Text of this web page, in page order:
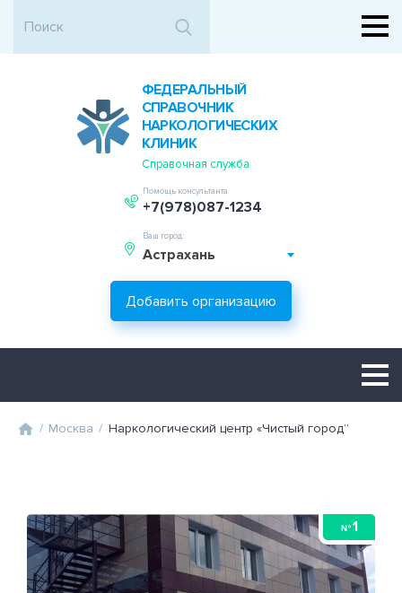
ФЕДЕРАЛЬНЫЙ
СПРАВОЧНИК
НАРКОЛОГИЧЕСКИХ
КЛИНИК
Справочная служба
Помощь консультанта
+7(978)087-1234
Ваш город:
Астрахань
Добавить организацию
/ Москва / Наркологический центр «Чистый город”
№ 1